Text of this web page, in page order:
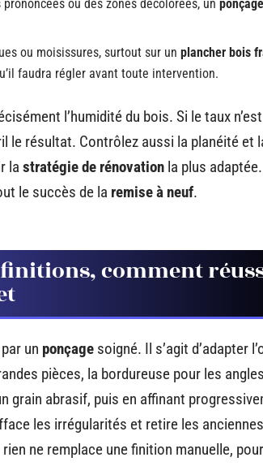
ou des zones décolorées, un ponçage
ou moisissures, surtout sur un plancher bois
faudra régler avant toute intervention.
l’humidité du bois. Si le taux
le résultat. Contrôlez aussi la planéité et
la stratégie de rénovation la plus
le succès de la remise à neuf.
finitions, comment
un ponçage soigné. Il s’agit d’adapter
pièces, la bordureuse pour les
grain abrasif, puis en affinant
les irrégularités et retire les
ne remplace une finition manuelle,